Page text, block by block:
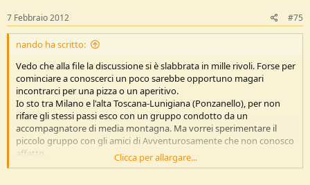
7 Febbraio 2012 #75
nando ha scritto:
Vedo che alla file la discussione si è slabbrata in mille rivoli. Forse per
cominciare a conoscerci un poco sarebbe opportuno magari
incontrarci per una pizza o un aperitivo.
Io sto tra Milano e l'alta Toscana-Lunigiana (Ponzanello), per non
rifare gli stessi passi esco con un gruppo condotto da un
accompagnatore di media montagna. Ma vorrei sperimentare il
piccolo gruppo con gli amici di Avventurosamente che non conosco
affatto.
Si può fare per giov/ven sera? vi lascio malinfo@ponzanello.ite cell
Clicca per allargare...